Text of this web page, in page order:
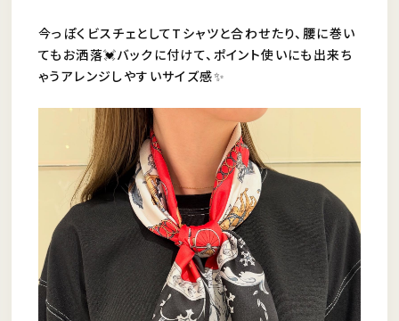
今っぽくビスチェとしてTシャツと合わせたり、腰に巻い
てもお洒落💓バックに付けて、ポイント使いにも出来ち
ゃうアレンジしやすいサイズ感✨